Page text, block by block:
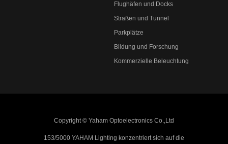
Flughäfen und Docks
Straßen und Tunnel
Parkplätze
Bildung und Forschung
Kommerzielle Beleuchtung
Copyright © Yaham Optoelectronics Co.,Ltd
153/5000 YAHAM Lighting konzentriert sich auf die